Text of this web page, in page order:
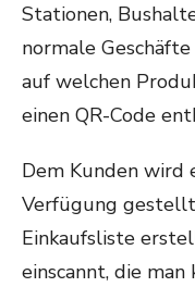
Stationen,
normale
auf welchen
einen QR-Code
Dem Kunden wird
Verfügung
Einkaufsliste
einscannt, die